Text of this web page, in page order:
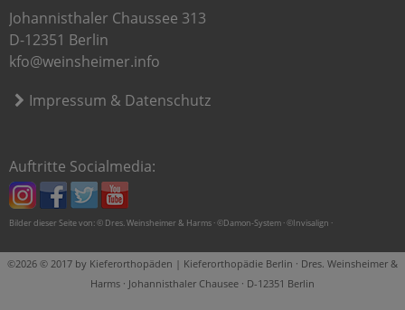
Johannisthaler Chaussee 313
D-12351 Berlin
kfo@weinsheimer.info
Impressum & Datenschutz
Auftritte Socialmedia:
Bilder dieser Seite von: © Dres. Weinsheimer & Harms · ©Damon-System · ©Invisalign ·
©2026 © 2017 by Kieferorthopäden | Kieferorthopädie Berlin · Dres. Weinsheimer &
Harms · Johannisthaler Chausee · D-12351 Berlin